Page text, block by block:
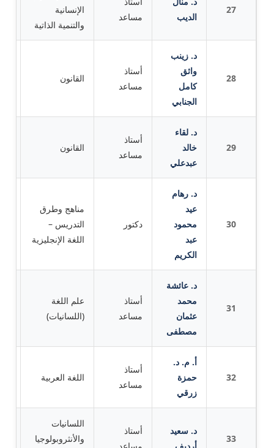
27
الديب
مساعد
الإنسانية
والتنمية الذاتية
28
د. زينب
واثق
كامل
الجنابي
أستاذ
مساعد
القانون
29
د. لقاء
خالد
عبدعلي
أستاذ
مساعد
القانون
30
د. رهام
عيد
محمود
عبد
الكريم
دكتور
مناهج وطرق
التدريس –
اللغة الإنجليزية
31
د. عائشة
محمد
عثمان
مصطفى
أستاذ
مساعد
علم اللغة
(اللسانيات)
32
أ. م. د.
حمزة
زرقي
أستاذ
مساعد
اللغة العربية
33
د. سعيد
أرديف
أستاذ
مساعد
اللسانيات
والأنثروبولوجيا